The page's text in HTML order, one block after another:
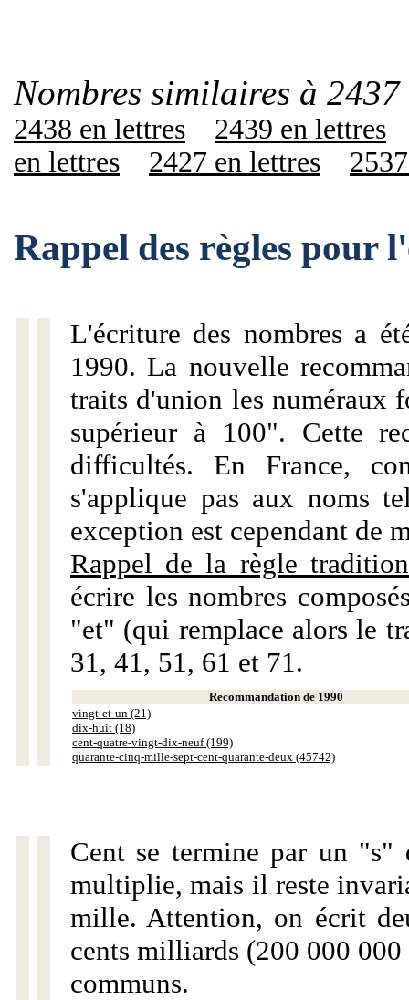
Nombres similaires à
2438 en lettres
2439 en lettres
en lettres
2427 en lettres
Rappel des règles pour
L'écriture des nombres a
1990. La nouvelle
traits d'union les numéraux
supérieur à 100". Cette
difficultés. En France,
s'applique pas aux noms
exception est cependant de
Rappel de la règle
écrire les nombres
"et" (qui remplace alors le
31, 41, 51, 61 et 71.
Recommandation de 1990
vingt-et-un (21)
dix-huit (18)
cent-quatre-vingt-dix-neuf (199)
quarante-cinq-mille-sept-cent-quarante-deux (45742)
Cent se termine par un "s"
multiplie, mais il reste
mille. Attention, on écrit
cents milliards (200 000
communs.